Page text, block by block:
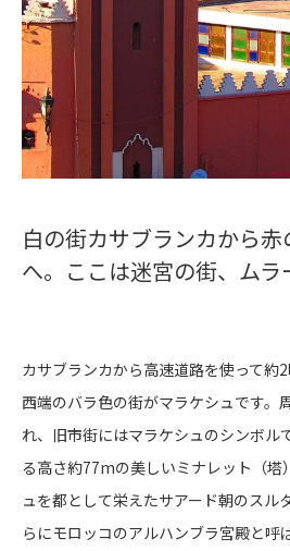
白の街カサブランカから
へ。ここは迷宮の街、ムラ
カサブランカから高速道路を使って約
西端のバラ色の街がマラケシュです。
れ、旧市街にはマラケシュのシンボル
る高さ約77mの美しいミナレット（塔
ュを都として栄えたサアード朝のスル
らにモロッコのアルハンブラ宮殿と呼